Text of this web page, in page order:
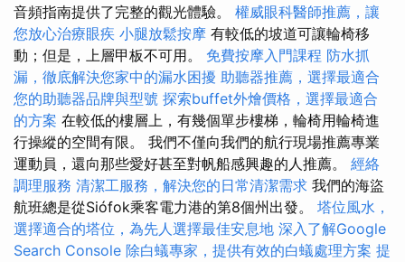
音頻指南提供了完整的觀光體驗。 權威眼科醫師推薦，讓
您放心治療眼疾 小腿放鬆按摩 有較低的坡道可讓輪椅移
動；但是，上層甲板不可用。 免費按摩入門課程 防水抓
漏，徹底解決您家中的漏水困擾 助聽器推薦，選擇最適合
您的助聽器品牌與型號 探索buffet外燴價格，選擇最適合
的方案 在較低的樓層上，有幾個單步樓梯，輪椅用輪椅進
行操縱的空間有限。 我們不僅向我們的航行現場推薦專業
運動員，還向那些愛好甚至對帆船感興趣的人推薦。 經絡
調理服務 清潔工服務，解決您的日常清潔需求 我們的海盜
航班總是從Siófok乘客電力港的第8個州出發。 塔位風水，
選擇適合的塔位，為先人選擇最佳安息地 深入了解Google
Search Console 除白蟻專家，提供有效的白蟻處理方案 提